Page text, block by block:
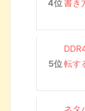
書き
転す